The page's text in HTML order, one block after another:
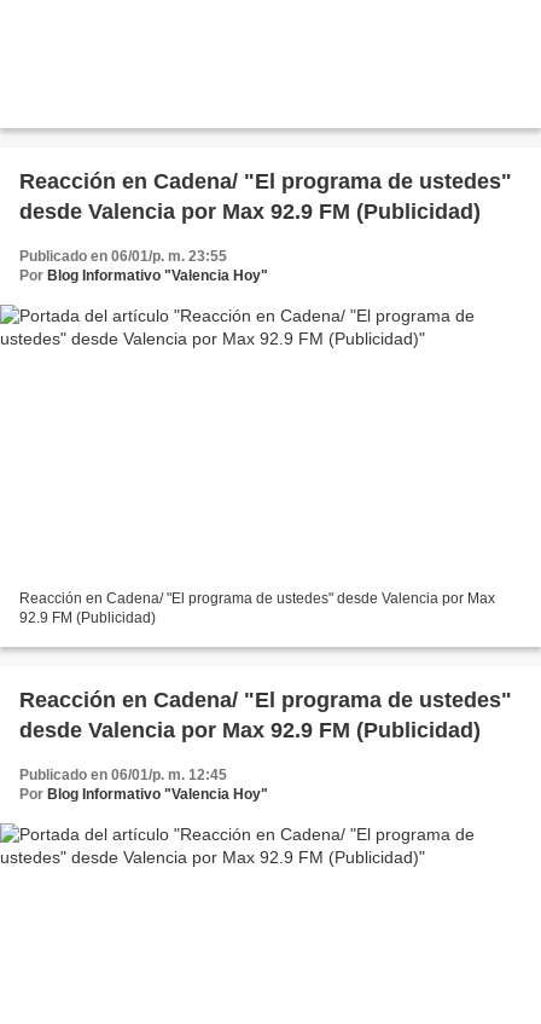
Reacción en Cadena/ "El programa de ustedes"
desde Valencia por Max 92.9 FM (Publicidad)
Publicado en 06/01/p. m. 23:55
Por Blog Informativo "Valencia Hoy"
Reacción en Cadena/ "El programa de ustedes" desde Valencia por Max
92.9 FM (Publicidad)
Reacción en Cadena/ "El programa de ustedes"
desde Valencia por Max 92.9 FM (Publicidad)
Publicado en 06/01/p. m. 12:45
Por Blog Informativo "Valencia Hoy"